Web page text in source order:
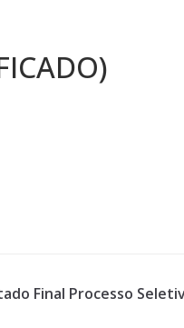
Final Processo